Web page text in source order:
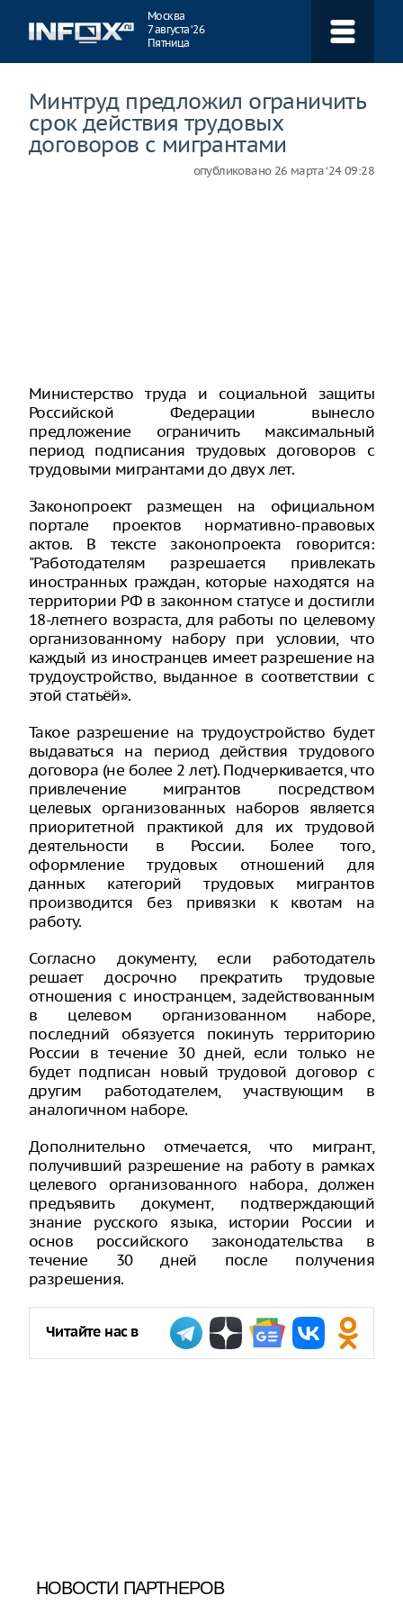
Москва
7 августа ‘26
Пятница
Минтруд предложил ограничить
срок действия трудовых
договоров с мигрантами
опубликовано 26 марта ‘24 09:28
Министерство труда и социальной защиты
Российской Федерации вынесло
предложение ограничить максимальный
период подписания трудовых договоров с
трудовыми мигрантами до двух лет.
Законопроект размещен на официальном
портале проектов нормативно-правовых
актов. В тексте законопроекта говорится:
"Работодателям разрешается привлекать
иностранных граждан, которые находятся на
территории РФ в законном статусе и достигли
18-летнего возраста, для работы по целевому
организованному набору при условии, что
каждый из иностранцев имеет разрешение на
трудоустройство, выданное в соответствии с
этой статьёй».
Такое разрешение на трудоустройство будет
выдаваться на период действия трудового
договора (не более 2 лет). Подчеркивается, что
привлечение мигрантов посредством
целевых организованных наборов является
приоритетной практикой для их трудовой
деятельности в России. Более того,
оформление трудовых отношений для
данных категорий трудовых мигрантов
производится без привязки к квотам на
работу.
Согласно документу, если работодатель
решает досрочно прекратить трудовые
отношения с иностранцем, задействованным
в целевом организованном наборе,
последний обязуется покинуть территорию
России в течение 30 дней, если только не
будет подписан новый трудовой договор с
другим работодателем, участвующим в
аналогичном наборе.
Дополнительно отмечается, что мигрант,
получивший разрешение на работу в рамках
целевого организованного набора, должен
предъявить документ, подтверждающий
знание русского языка, истории России и
основ российского законодательства в
течение 30 дней после получения
разрешения.
Читайте нас в